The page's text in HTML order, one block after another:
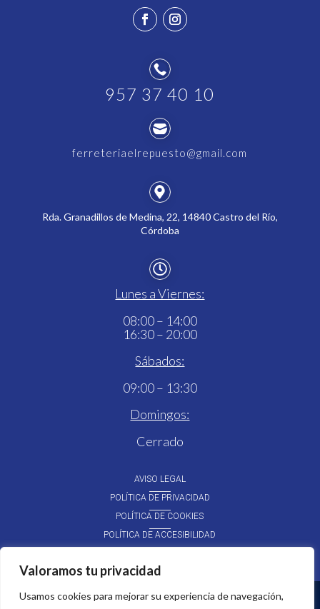
Valoramos tu privacidad
Usamos cookies para mejorar su experiencia de navegación,

957 37 40 10

ferreteriaelrepuesto@gmail.com

Rda. Granadillos de Medina, 22, 14840 Castro del Río,
Córdoba

Lunes a Viernes:
08:00 – 14:00
16:30 – 20:00
Sábados:
09:00 – 13:30
Domingos:
Cerrado
AVISO LEGAL
POLÍTICA DE PRIVACIDAD
POLÍTICA DE COOKIES
POLÍTICA DE ACCESIBILIDAD